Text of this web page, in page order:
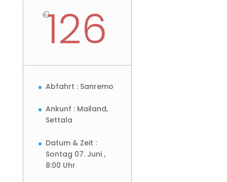
€126
Abfahrt : Sanremo
Ankunf : Mailand,
Settala
Datum & Zeit :
Sontag 07. Juni ,
8:00 Uhr